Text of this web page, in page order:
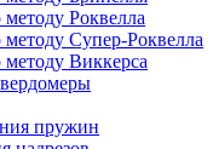
Роквелла
Супер-Роквелла
Виккерса
пружин